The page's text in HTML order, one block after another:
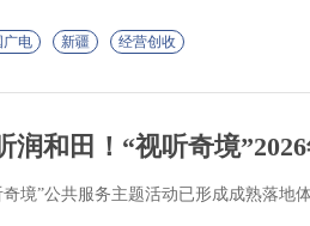
广电 新疆 经营创收
润和田！“视听奇境
境”公共服务主题活动已形成成熟落地体